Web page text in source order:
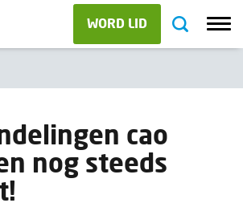
WORD LID
cao
nog steeds